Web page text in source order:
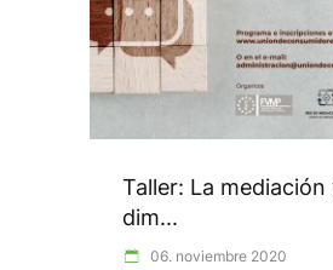
Taller: La mediación
dim...
06. noviembre 2020